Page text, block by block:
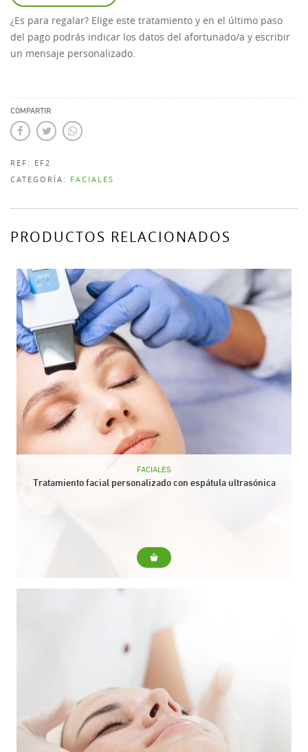
¿Es para regalar? Elige este tratamiento y en el último paso
del pago podrás indicar los datos del afortunado/a y escribir
un mensaje personalizado.
COMPARTIR
REF: EF2
CATEGORÍA: FACIALES
PRODUCTOS RELACIONADOS
FACIALES
Tratamiento facial personalizado con espátula ultrasónica